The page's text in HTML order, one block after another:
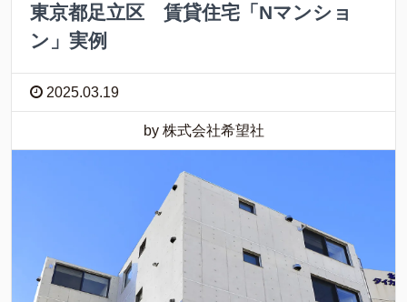
東京都足立区 賃貸住宅「Nマンショ
ン」実例
2025.03.19
by 株式会社希望社